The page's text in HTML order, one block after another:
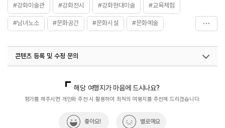
#강화미술관 #강화전시 #강화현대미술 #교육체험
#남녀노소 #문화공간 #문화시설 #문화예술
#열린문화공간 #이색체험
콘텐츠 등록 및 수정 문의
열린관광콘텐츠팀(열린관광-모두의여행)
033-738-3425
033-738-3551
해당 여행지가 마음에 드시나요?
평가를 해주시면 개인화 추천 시 활용하여 최적의 여행지를 추천해 드리겠습니다.
좋아요! 별로예요